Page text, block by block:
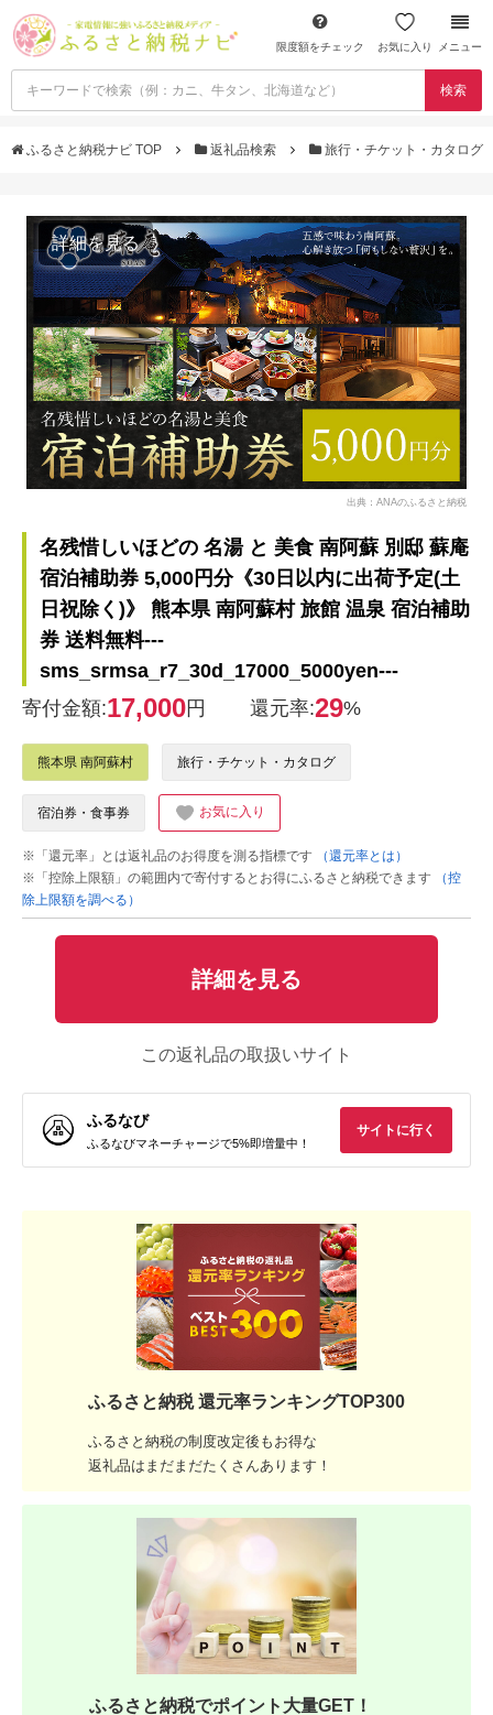
限度額をチェック お気に入り メニュー
検索
ふるさと納税ナビ TOP 返礼品検索 旅行・チケット・カタログ
詳細を見る
出典：ANAのふるさと納税
名残惜しいほどの 名湯 と 美食 南阿蘇 別邸 蘇庵
宿泊補助券 5,000円分《30日以内に出荷予定(土
日祝除く)》 熊本県 南阿蘇村 旅館 温泉 宿泊補助
券 送料無料---
sms_srmsa_r7_30d_17000_5000yen---
寄付金額:17,000円 還元率:29%
熊本県 南阿蘇村 旅行・チケット・カタログ
宿泊券・食事券 お気に入り
※「還元率」とは返礼品のお得度を測る指標です
（還元率とは）
※「控除上限額」の範囲内で寄付するとお得にふるさと納税できます
（控
除上限額を調べる）
詳細を見る
この返礼品の取扱いサイト
ふるなび
ふるなびマネーチャージで5%即増量中！
サイトに行く
ふるさと納税 還元率ランキングTOP300
ふるさと納税の制度改定後もお得な
返礼品はまだまだたくさんあります！
ふるさと納税でポイント大量GET！